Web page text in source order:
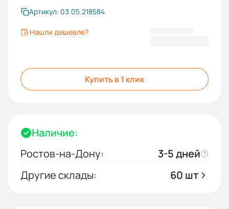
Артикул: 03.05.218584
Нашли дешевле?
Купить в 1 клик
Наличие:
Ростов-на-Дону:
3-5 дней
Другие склады:
60 шт